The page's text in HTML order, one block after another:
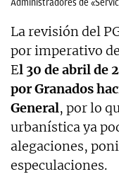
Administradores de
La revisión del
por imperativo
El 30 de abril de
por Granados
General, por lo
urbanística ya
alegaciones,
especulaciones.